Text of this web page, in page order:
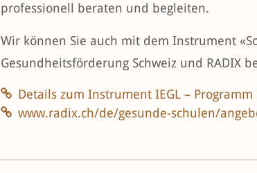
professionell beraten und begleiten.
Wir können Sie auch mit dem Instrument
Gesundheitsförderung Schweiz und RADIX
Details zum Instrument IEGL – Programm
www.radix.ch/de/gesunde-schulen/